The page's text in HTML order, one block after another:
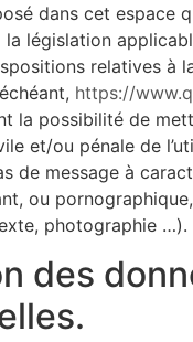
dans cet espace
législation
relatives à
https://
la possibilité de
et/ou pénale de
de message à
ou
photographie …).
des